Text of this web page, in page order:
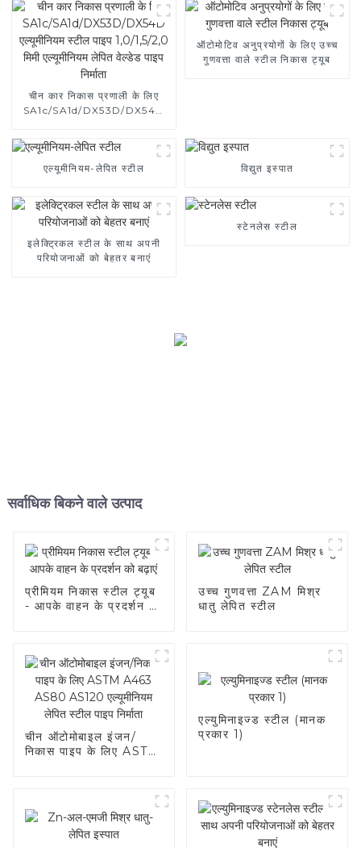
चीन कार निकास प्रणाली के लिए
SA1c/SA1d/DX53D/DX54D
1,0/1,5/2,0 मिमी एल्यूमीनियम
लेपित वेल्डेड पाइप निर्माता
ऑटोमोटिव अनुप्रयोगों के लिए उच्च
गुणवत्ता वाले स्टील निकास ट्यूब
एल्यूमीनियम-लेपित स्टील विद्युत इस्पात
इलेक्ट्रिकल स्टील के साथ अपनी
परियोजनाओं को बेहतर बनाएं
स्टेनलेस स्टील
सर्वाधिक बिकने वाले उत्पाद
प्रीमियम निकास स्टील ट्यूब
- आपके वाहन के प्रदर्शन को
उच्च गुणवत्ता ZAM मिश्र
धातु लेपित स्टील
चीन ऑटोमोबाइल इंजन/
निकास पाइप के लिए ASTM
एल्युमिनाइज्ड स्टील (मानक
प्रकार 1)